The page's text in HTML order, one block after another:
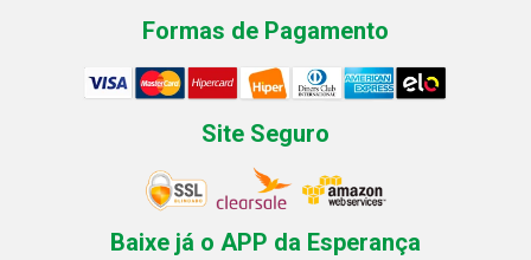
Formas de Pagamento
Site Seguro
Baixe já o APP da Esperança